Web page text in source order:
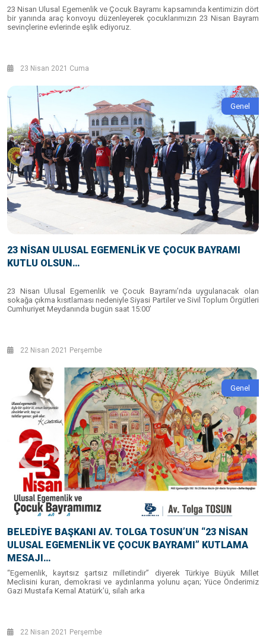
23 Nisan Ulusal Egemenlik ve Çocuk Bayramı kapsamında kentimizin dört
bir yanında araç konvoyu düzenleyerek çocuklarımızın 23 Nisan Bayram
sevinçlerine evlerinde eşlik ediyoruz.
23 Nisan 2021 Cuma
Genel
23 NİSAN ULUSAL EGEMENLİK VE ÇOCUK BAYRAMI
KUTLU OLSUN…
23 Nisan Ulusal Egemenlik ve Çocuk Bayramı’nda uygulanacak olan
sokağa çıkma kısıtlaması nedeniyle Siyasi Partiler ve Sivil Toplum Örgütleri
Cumhuriyet Meydanında bugün saat 15:00’
22 Nisan 2021 Perşembe
Genel
BELEDİYE BAŞKANI AV. TOLGA TOSUN’UN “23 NİSAN
ULUSAL EGEMENLİK VE ÇOCUK BAYRAMI” KUTLAMA
MESAJI…
“Egemenlik, kayıtsız şartsız milletindir” diyerek Türkiye Büyük Millet
Meclisini kuran, demokrasi ve aydınlanma yolunu açan; Yüce Önderimiz
Gazi Mustafa Kemal Atatürk’ü, silah arka
22 Nisan 2021 Perşembe